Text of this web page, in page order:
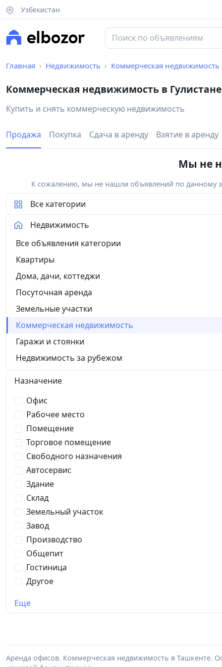
Узбекистан
Главная Недвижимость Коммерческая недвижимость
Коммерческая недвижимость в Гулистане
Купить и снять коммерческую недвижимость
Продажа Покупка Сдача в аренду Взятие в аренду
Мы не
К сожалению, мы не нашли объявлений по данному
Все категории
Недвижимость
Все объявления категории
Квартиры
Дома, дачи, коттеджи
Посуточная аренда
Земельные участки
Коммерческая недвижимость
Гаражи и стоянки
Недвижимость за рубежом
Назначение
Офис
Рабочее место
Помещение
Торговое помещение
Свободного назначения
Автосервис
Здание
Склад
Земельный участок
Завод
Производство
Общепит
Гостиница
Другое
Еще
Аренда офисов. Коммерческая недвижимость в Ташкенте.